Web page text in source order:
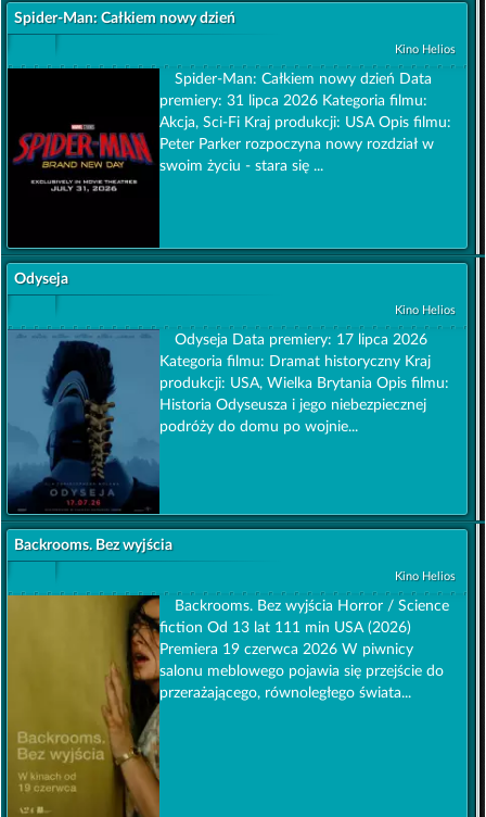
Spider-Man: Całkiem nowy dzień
Kino Helios
Spider-Man: Całkiem nowy dzień Data
premiery: 31 lipca 2026 Kategoria filmu:
Akcja, Sci-Fi Kraj produkcji: USA Opis filmu:
Peter Parker rozpoczyna nowy rozdział w
swoim życiu - stara się ...
Odyseja
Kino Helios
Odyseja Data premiery: 17 lipca 2026
Kategoria filmu: Dramat historyczny Kraj
produkcji: USA, Wielka Brytania Opis filmu:
Historia Odyseusza i jego niebezpiecznej
podróży do domu po wojnie...
Backrooms. Bez wyjścia
Kino Helios
Backrooms. Bez wyjścia Horror / Science
fiction Od 13 lat 111 min USA (2026)
Premiera 19 czerwca 2026 W piwnicy
salonu meblowego pojawia się przejście do
przerażającego, równoległego świata...